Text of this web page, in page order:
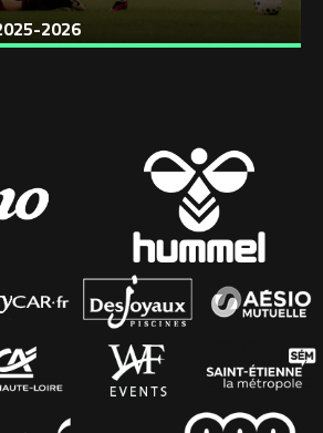
2026